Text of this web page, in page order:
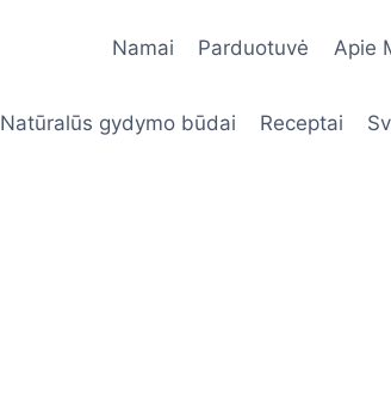
Namai Parduotuvė Apie
Natūralūs gydymo būdai Receptai